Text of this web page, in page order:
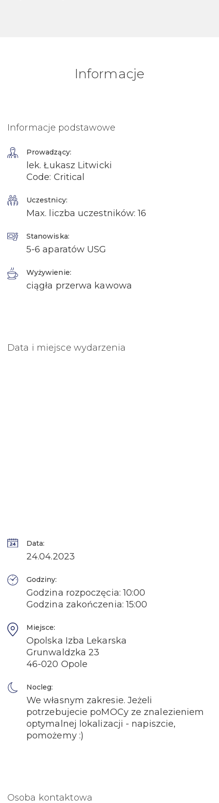
Informacje
Informacje podstawowe
Prowadzący:
lek. Łukasz Litwicki
Code: Critical
Uczestnicy:
Max. liczba uczestników: 16
Stanowiska:
5-6 aparatów USG
Wyżywienie:
ciągła przerwa kawowa
Data i miejsce wydarzenia
Data:
24.04.2023
Godziny:
Godzina rozpoczęcia: 10:00
Godzina zakończenia: 15:00
Miejsce:
Opolska Izba Lekarska
Grunwaldzka 23
46-020 Opole
Nocleg:
We własnym zakresie. Jeżeli
potrzebujecie poMOCy ze znalezieniem
optymalnej lokalizacji - napiszcie,
pomożemy :)
Osoba kontaktowa